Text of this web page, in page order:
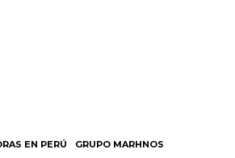
EN PERÚ
GRUPO MARHNOS